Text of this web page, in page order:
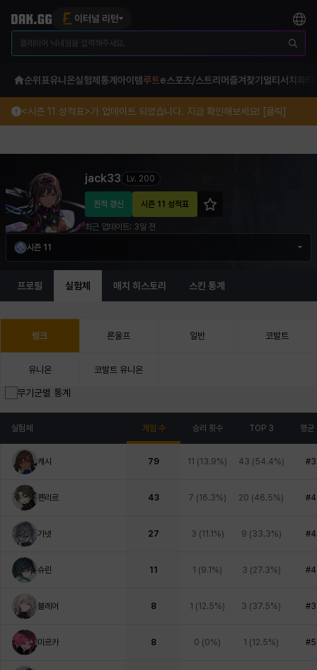
이터널 리턴
순위표유니온실험체 통계 아이템루트e스포츠/스트리머 즐겨찾기 멀티서치 파티
<시즌 11 성적표>가 업데이트 되었습니다. 지금 확인해보세요! [클릭]
jack33
Lv. 200
전적 갱신 시즌 11 성적표
최근 업데이트: 3일 전
시즌 11
프로필 실험체 매치 히스토리 스킨 통계
랭크 론울프 일반 코발트
유니온 코발트 유니온
무기군별 통계
실험체 게임 수 승리 횟수 TOP 3 평균
캐시 79 11 (13.9%) 43 (54.4%)
펜리르 43 7 (16.3%) 20 (46.5%)
가넷 27 3 (11.1%) 9 (33.3%)
슈린 11 1 (9.1%) 3 (27.3%)
블레어 8 1 (12.5%) 3 (37.5%)
미르카 8 0 (0%) 1 (12.5%)